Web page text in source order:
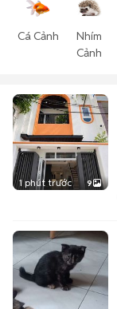
Cá Cảnh
Nhím
Cảnh
1 phút trước 9